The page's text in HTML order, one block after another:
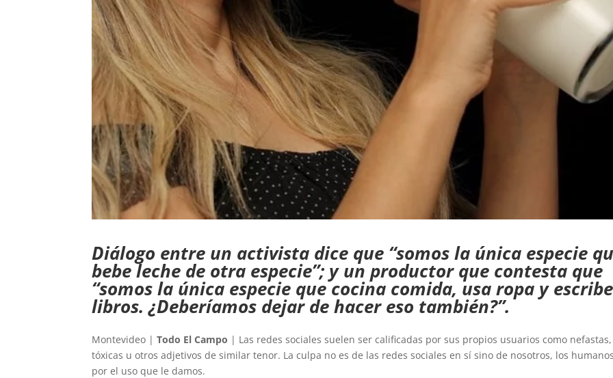
Diálogo entre un activista dice que “somos la única especie
bebe leche de otra especie”; y un productor que contesta que
“somos la única especie que cocina comida, usa ropa y escribe
libros. ¿Deberíamos dejar de hacer eso también?”.
Montevideo |Todo El Campo | Las redes sociales suelen ser calificadas por sus propios usuarios como nefastas,
tóxicas u otros adjetivos de similar tenor. La culpa no es de las redes sociales en sí sino de nosotros, los
por el uso que le damos.